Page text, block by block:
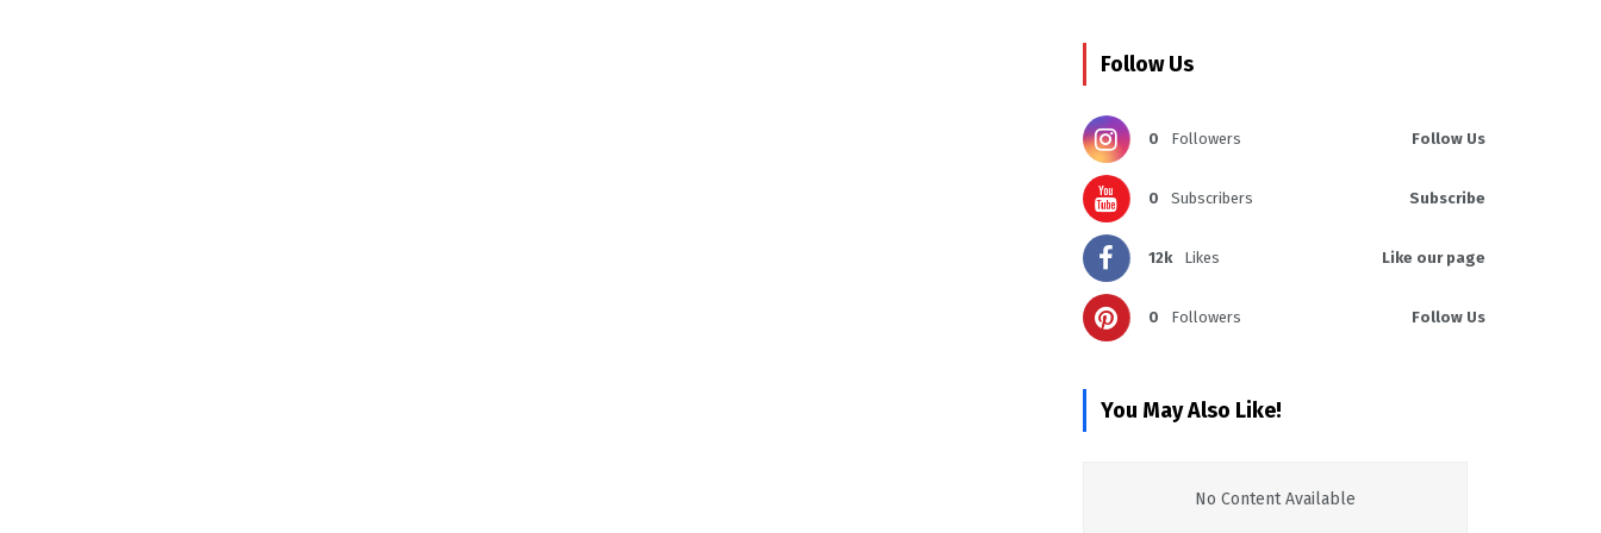
Follow Us
0 Followers Follow Us
0 Subscribers Subscribe
12k Likes Like our page
0 Followers Follow Us
You May Also Like!
No Content Available